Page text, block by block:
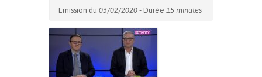
Emission du 03/02/2020 - Durée 15 minutes